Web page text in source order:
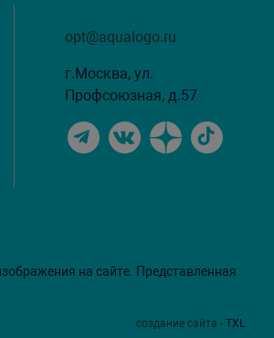
opt@aqualogo.ru
г.Москва, ул.
Профсоюзная, д.57
на сайте. Представленная
создание сайта - TXL